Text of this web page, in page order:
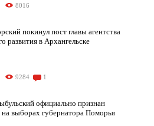
8016
покинул пост главы агентства
развития в Архангельске
9284 1
официально признан
на выборах губернатора Поморья